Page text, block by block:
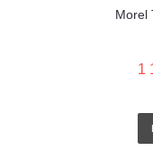
Morel
1